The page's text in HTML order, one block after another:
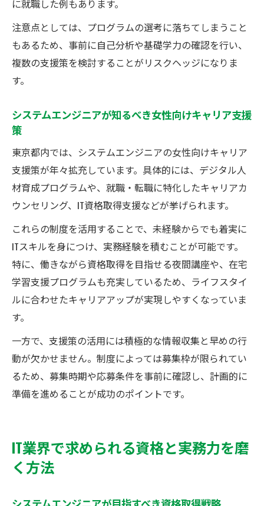
に就職した例もあります。
注意点としては、プログラムの選考に落ちてしまうこと
もあるため、事前に自己分析や基礎学力の確認を行い、
複数の支援策を検討することがリスクヘッジになりま
す。
システムエンジニアが知るべき女性向けキャリア支援
策
東京都内では、システムエンジニアの女性向けキャリア
支援策が年々拡充しています。具体的には、デジタル人
材育成プログラムや、就職・転職に特化したキャリアカ
ウンセリング、IT資格取得支援などが挙げられます。
これらの制度を活用することで、未経験からでも着実に
ITスキルを身につけ、実務経験を積むことが可能です。
特に、働きながら資格取得を目指せる夜間講座や、在宅
学習支援プログラムも充実しているため、ライフスタイ
ルに合わせたキャリアアップが実現しやすくなっていま
す。
一方で、支援策の活用には積極的な情報収集と早めの行
動が欠かせません。制度によっては募集枠が限られてい
るため、募集時期や応募条件を事前に確認し、計画的に
準備を進めることが成功のポイントです。
IT業界で求められる資格と実務力を磨
く方法
システムエンジニアが目指すべき資格取得戦略